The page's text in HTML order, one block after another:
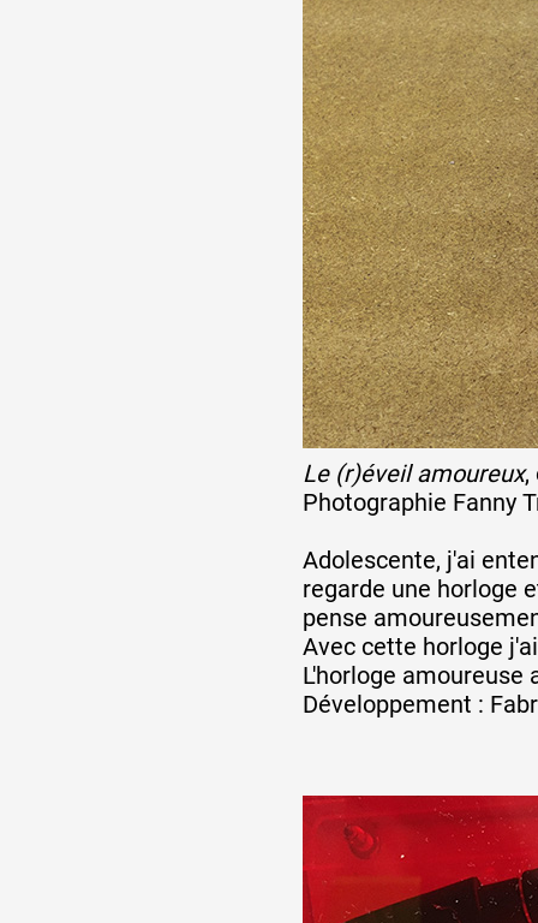
Partenaires
Crédits
Actions
Documentation
Visites d'ateliers
Production vidéo
Formation
Événements
1% œuvres
Réseau
Le (r)éveil amoureux,
Photographie Fanny
Adolescente, j'ai
regarde une horloge
pense
Avec cette horloge
L'horloge amoureuse
Développement :